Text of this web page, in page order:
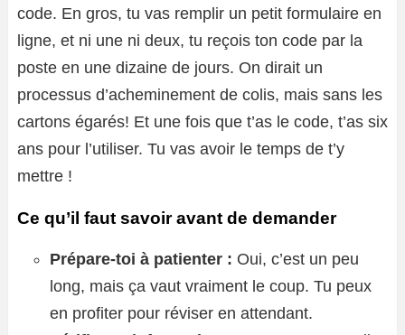
code. En gros, tu vas remplir un petit formulaire en
ligne, et ni une ni deux, tu reçois ton code par la
poste en une dizaine de jours. On dirait un
processus d’acheminement de colis, mais sans les
cartons égarés! Et une fois que t’as le code, t’as six
ans pour l’utiliser. Tu vas avoir le temps de t’y
mettre !
Ce qu’il faut savoir avant de demander
Prépare-toi à patienter : Oui, c’est un peu
long, mais ça vaut vraiment le coup. Tu peux
en profiter pour réviser en attendant.